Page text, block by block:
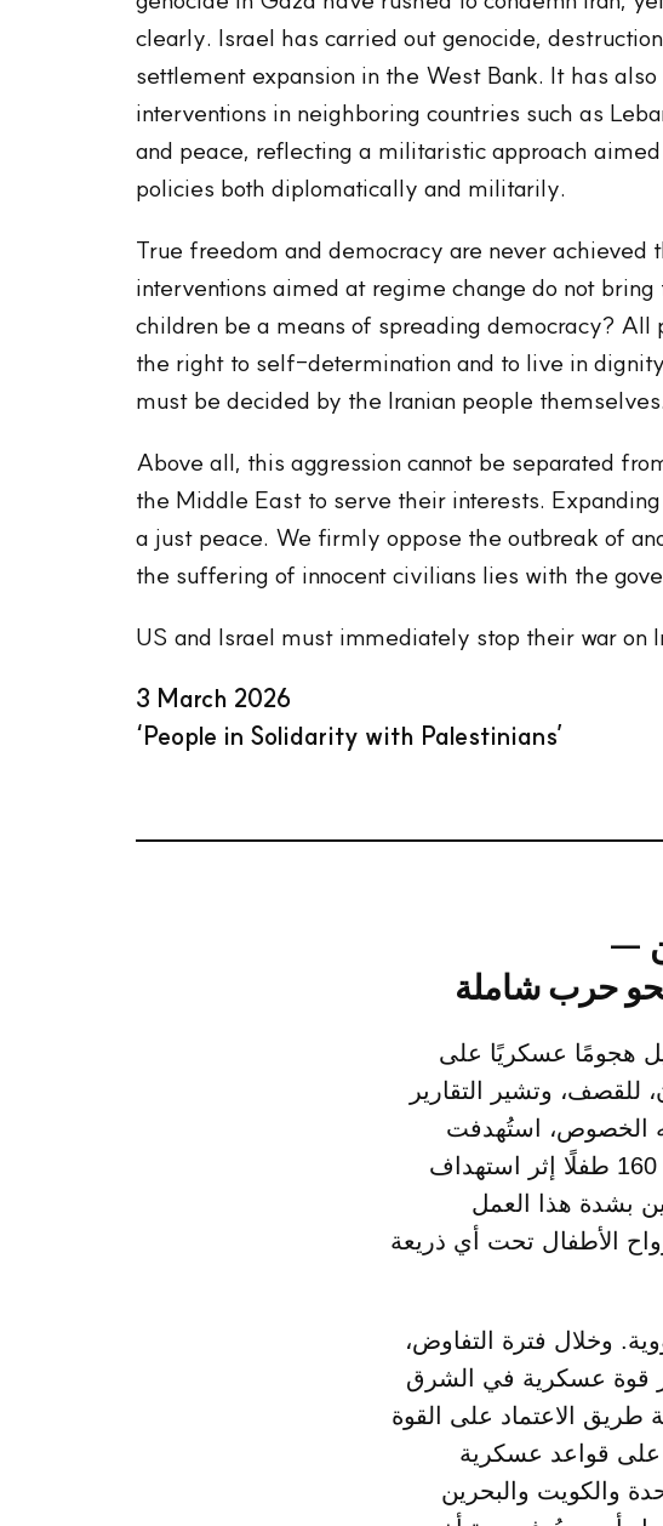
clearly. Israel has carried out genocide,
settlement expansion in the West Bank. It has
interventions in neighboring countries such as
and peace, reflecting a militaristic approach
policies both diplomatically and militarily.
True freedom and democracy are never achieved
interventions aimed at regime change do not
children be a means of spreading democracy?
the right to self-determination and to live in
must be decided by the Iranian people themselves.
Above all, this aggression cannot be separated
the Middle East to serve their interests.
a just peace. We firmly oppose the outbreak of
the suffering of innocent civilians lies with the
US and Israel must immediately stop their war on
3 March 2026
‘People in Solidarity with Palestinians’
―
حرب شاملة
وإسرائيل هجومًا عسكريًا على
وتشير التقارير
الخصوص، استُهدفت
مدارس ومستشفيات بالقصف، وأثار نبأ مقتل ما لا يقل عن 160 طفلًا إثر استهداف
بشدة هذا العمل
الأطفال تحت أي ذريعة
وخلال فترة التفاوض،
قوة عسكرية في الشرق
في النهاية طريق الاعتماد على القوة
على قواعد عسكرية
والكويت والبحرين